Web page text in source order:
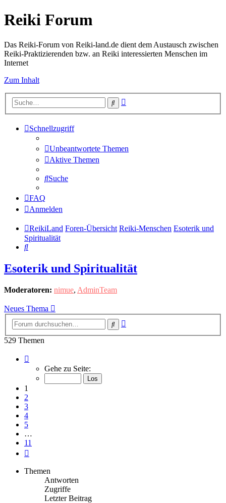
Reiki Forum
Das Reiki-Forum von Reiki-land.de dient dem Austausch zwischen
Reiki-Praktizierenden bzw. an Reiki interessierten Menschen im
Internet
Zum Inhalt
Suche
Schnellzugriff
Unbeantwortete Themen
Aktive Themen
Suche
FAQ
Anmelden
ReikiLand Foren-Übersicht Reiki-Menschen Esoterik und
Spiritualität
Suche
Esoterik und Spiritualität
Moderatoren: nimue, AdminTeam
Neues Thema
Suche
529 Themen
von
Gehe zu Seite:
1
2
3
4
5
…
11
Themen
Antworten
Zugriffe
Letzter Beitrag